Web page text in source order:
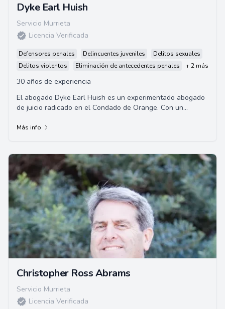
Dyke Earl Huish
Servicio Murrieta
Licencia Verificada
Defensores penales Delincuentes juveniles
Delitos sexuales
Delitos violentos
Eliminación de antecedentes penales + 2 más
30 años de experiencia
El abogado Dyke Earl Huish es un experimentado abogado
de juicio radicado en el Condado de Orange. Con un
Más info
Christopher Ross Abrams
Servicio Murrieta
Licencia Verificada